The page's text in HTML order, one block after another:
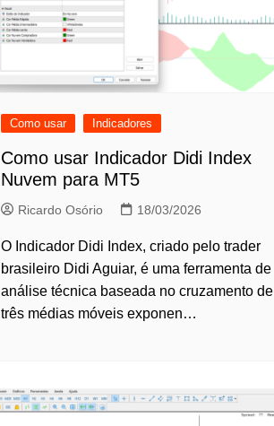
Como usar Indicadores
Como usar Indicador Didi Index
Nuvem para MT5
Ricardo Osório 18/03/2026
O Indicador Didi Index, criado pelo trader
brasileiro Didi Aguiar, é uma ferramenta de
análise técnica baseada no cruzamento de
três médias móveis exponen…